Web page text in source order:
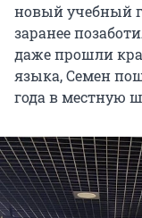
новый учебный
заранее
даже прошли
языка, Семен
года в местную